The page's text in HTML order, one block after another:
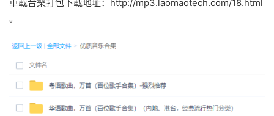
車載音樂打包下載地址： http://mp3.laomaotech.com/18.html
。